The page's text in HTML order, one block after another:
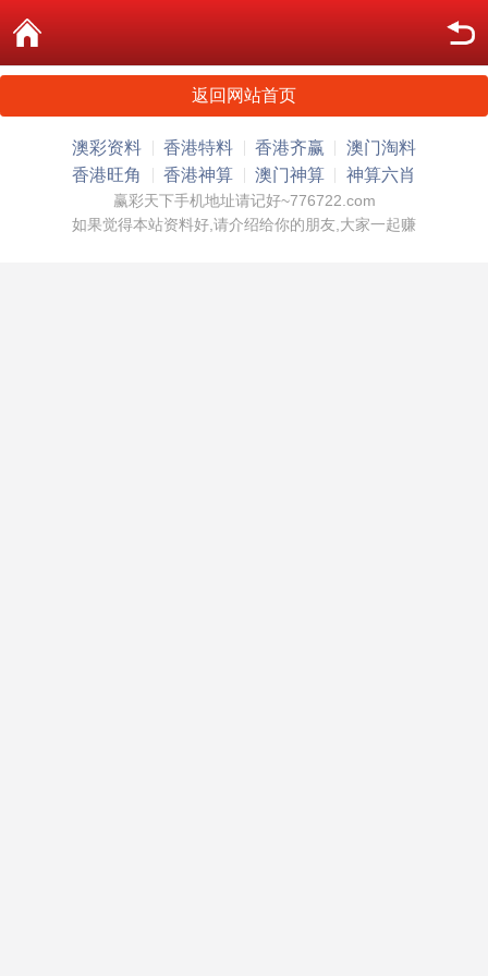
返回网站首页
澳彩资料 香港特料 香港齐赢
澳门淘料
香港旺角
香港神算 澳门神算 神算六肖
赢彩天下手机地址请记好~776722.com
如果觉得本站资料好,请介绍给你的朋友,大家一起赚